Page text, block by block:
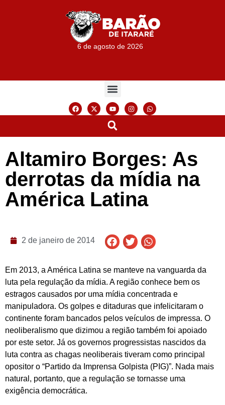
6 de agosto de 2026
Altamiro Borges: As
derrotas da mídia na
América Latina
2 de janeiro de 2014
Em 2013, a América Latina se manteve na vanguarda da
luta pela regulação da mídia. A região conhece bem os
estragos causados por uma mídia concentrada e
manipuladora. Os golpes e ditaduras que infelicitaram o
continente foram bancados pelos veículos de impressa. O
neoliberalismo que dizimou a região também foi apoiado
por este setor. Já os governos progressistas nascidos da
luta contra as chagas neoliberais tiveram como principal
opositor o “Partido da Imprensa Golpista (PIG)”. Nada mais
natural, portanto, que a regulação se tornasse uma
exigência democrática.